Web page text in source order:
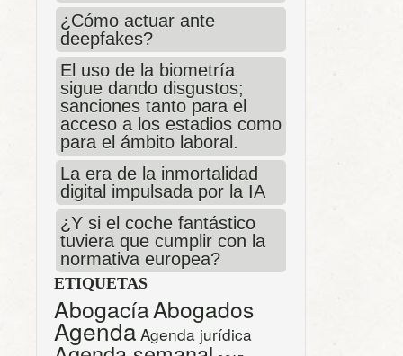
¿Cómo actuar ante
deepfakes?
El uso de la biometría
sigue dando disgustos;
sanciones tanto para el
acceso a los estadios como
para el ámbito laboral.
La era de la inmortalidad
digital impulsada por la IA
¿Y si el coche fantástico
tuviera que cumplir con la
normativa europea?
ETIQUETAS
AbogacíaAbogados
Agenda Agenda jurídica